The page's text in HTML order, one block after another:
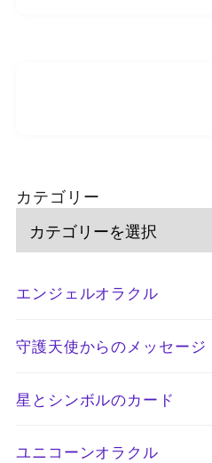
カテゴリー
エンジェルオラクル
守護天使からのメッセージ
星とシンボルのカード
ユニコーンオラクル